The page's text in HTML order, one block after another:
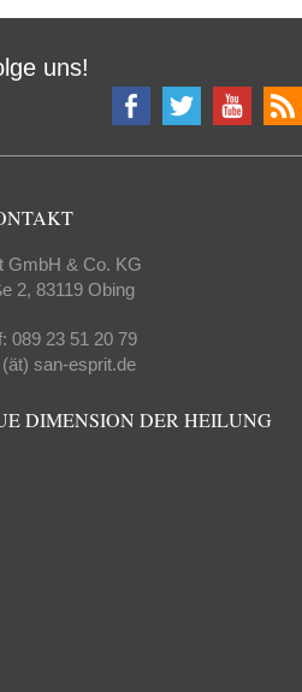
uns!
GmbH & Co. KG
2, 83119 Obing
089 23 51 20 79
san-esprit.de
DIMENSION DER HEILUNG